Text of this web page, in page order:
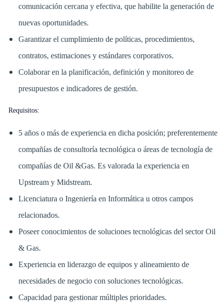
comunicación cercana y efectiva, que habilite la generación de
nuevas oportunidades.
Garantizar el cumplimiento de políticas, procedimientos,
contratos, estimaciones y estándares corporativos.
Colaborar en la planificación, definición y monitoreo de
presupuestos e indicadores de gestión.
Requisitos:
5 años o más de experiencia en dicha posición; preferentemente
compañías de consultoría tecnológica o áreas de tecnología de
compañías de Oil &Gas. Es valorada la experiencia en
Upstream y Midstream.
Licenciatura o Ingeniería en Informática u otros campos
relacionados.
Poseer conocimientos de soluciones tecnológicas del sector Oil
& Gas.
Experiencia en liderazgo de equipos y alineamiento de
necesidades de negocio con soluciones tecnológicas.
Capacidad para gestionar múltiples prioridades.